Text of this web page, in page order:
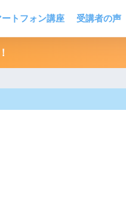
ートフォン講座 受講者の声